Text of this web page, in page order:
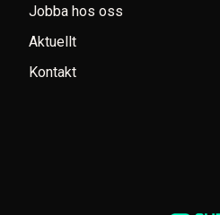
Jobba hos oss
Aktuellt
Kontakt